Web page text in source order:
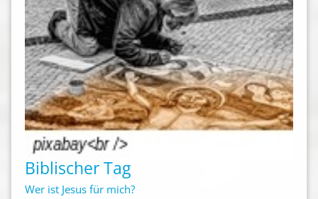
Biblischer Tag
Wer ist Jesus für mich?